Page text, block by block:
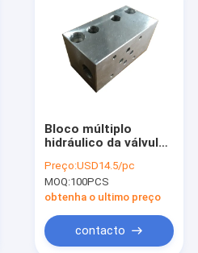
Bloco múltiplo
hidráulico da válvula
Hydraulic Power Pack
Preço:USD14.5/pc
MOQ:100PCS
obtenha o ultimo preço
contacto